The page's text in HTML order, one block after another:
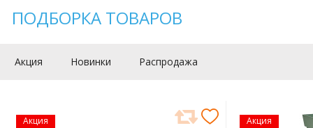
ПОДБОРКА ТОВАРОВ
Акция Новинки Распродажа
Акция Акция